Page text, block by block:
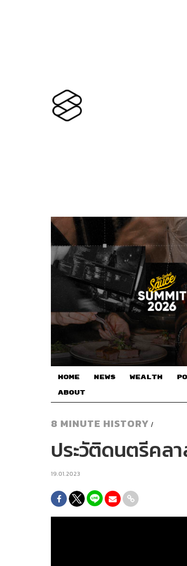
HOME NEWS WEALTH
ABOUT
8 MINUTE HISTORY /
ประวัติดนตรีคล
19.01.2023